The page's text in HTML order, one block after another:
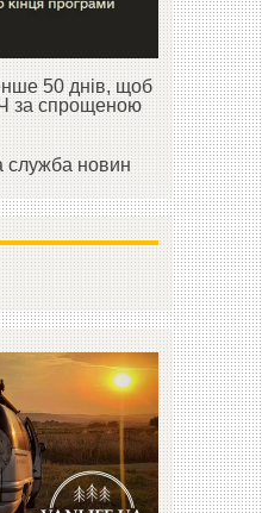
50 днів, щоб
за спрощеною
служба новин